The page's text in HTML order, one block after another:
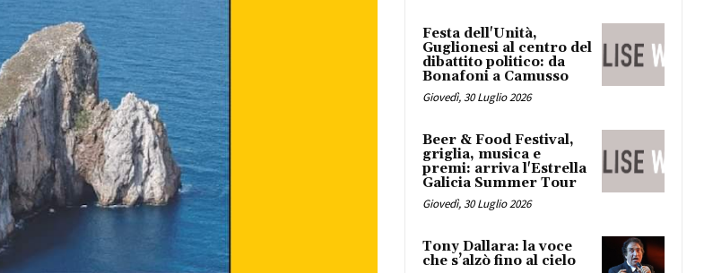
Festa dell'Unità,
Guglionesi al centro del
dibattito politico: da
Bonafoni a Camusso
Giovedì, 30 Luglio 2026
Beer & Food Festival,
griglia, musica e
premi: arriva l'Estrella
Galicia Summer Tour
Giovedì, 30 Luglio 2026
Tony Dallara: la voce
che s’alzò fino al cielo